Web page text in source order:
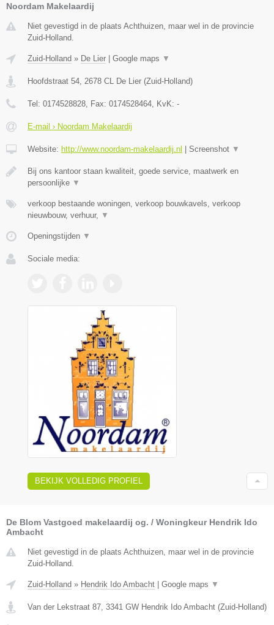
Noordam Makelaardij
Niet gevestigd in de plaats Achthuizen, maar wel in de provincie
Zuid-Holland.
Zuid-Holland » De Lier | Google maps ▼
Hoofdstraat 54 2678 CL De Lier (Zuid-Holland)
Tel: 0174528828 , Fax: 0174528464 , KvK: -
E-mail › Noordam Makelaardij
Website: http://www.noordam-makelaardij.nl | Screenshot ▼
Bij ons kantoor staan kwaliteit, goede service, maatwerk en
persoonlijke ▼
verkoop bestaande woningen, verkoop bouwkavels, verkoop
nieuwbouw, verhuur,
▼
Openingstijden ▼
Sociale media:
BEKIJK VOLLEDIG PROFIEL
De Blom Vastgoed makelaardij og. / Woningkeur Hendrik Ido
Ambacht
Niet gevestigd in de plaats Achthuizen, maar wel in de provincie
Zuid-Holland.
Zuid-Holland » Hendrik Ido Ambacht Google maps ▼
Van der Lekstraat 87, 3341 GW Hendrik Ido Ambacht (Zuid-Holland)